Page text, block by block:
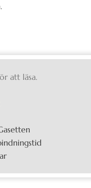
att läsa.